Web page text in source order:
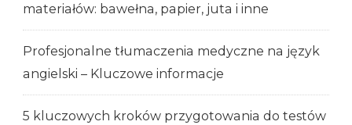
materiałów: bawełna, papier, juta i inne
Profesjonalne tłumaczenia medyczne na język
angielski – Kluczowe informacje
5 kluczowych kroków przygotowania do testów